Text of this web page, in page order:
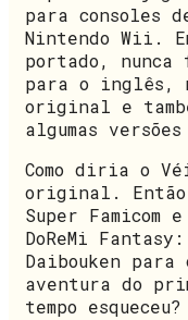
para consoles
Nintendo Wii.
portado,
para o inglês,
original e
algumas
Como diria o
original. Então,
Super
DoReMi
Daibouken
aventura do
tempo esqueceu?